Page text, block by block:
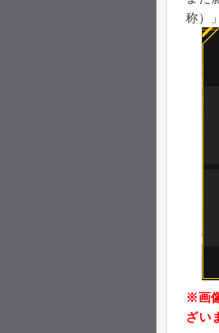
称）
※画
ざい